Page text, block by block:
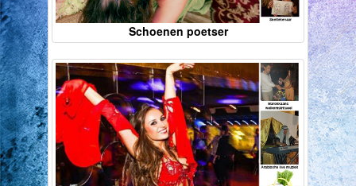
Schoenen poetser